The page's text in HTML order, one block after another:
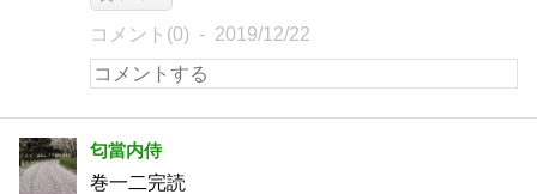
コメント(0) 2019/12/22
匂當内侍
巻一二完読